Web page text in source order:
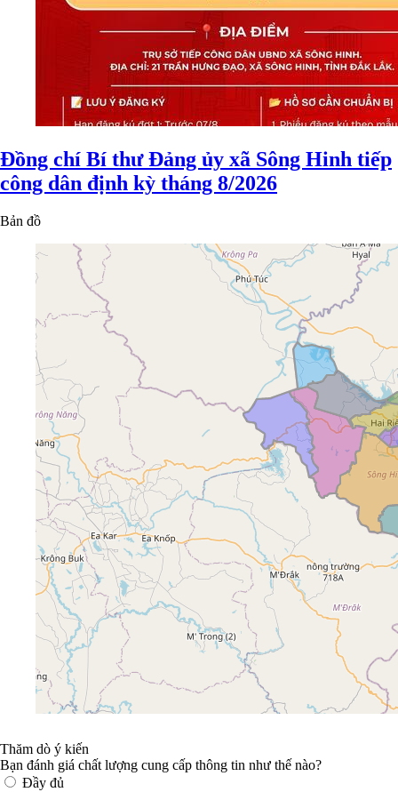
Đồng chí Bí thư Đảng ủy xã Sông Hinh tiếp
công dân định kỳ tháng 8/2026
Bản đồ
Thăm dò ý kiến
Bạn đánh giá chất lượng cung cấp thông tin như thế nào?
Đầy đủ